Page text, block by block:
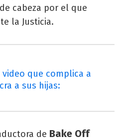
cabeza por el que
la Justicia.
que complica a
a sus hijas:
de Bake Off